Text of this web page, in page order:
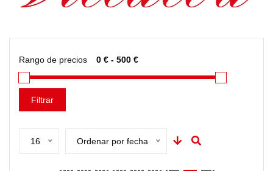
Rango de precios
Filtrar
16 Ordenar por fecha